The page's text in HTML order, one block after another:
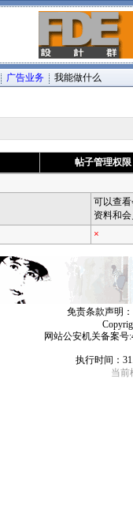
广告业务 我能做什么
帖子管理权限
可以查
资料和
×
免责条款声明
网站公安机关备案号
执行时间：
当前